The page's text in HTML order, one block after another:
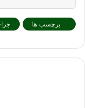
برچسب ها